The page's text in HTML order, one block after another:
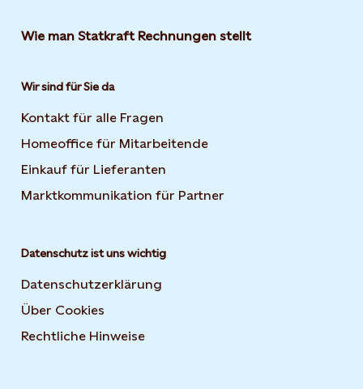
Wie man Statkraft Rechnungen stellt
Wir sind für Sie da
Kontakt für alle Fragen
Homeoffice für Mitarbeitende
Einkauf für Lieferanten
Marktkommunikation für Partner
Datenschutz ist uns wichtig
Datenschutzerklärung
Über Cookies
Rechtliche Hinweise